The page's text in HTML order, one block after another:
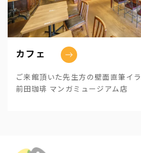
カフェ
ご来館頂いた先生方の壁面直筆イ
前田珈琲 マンガミュージアム店